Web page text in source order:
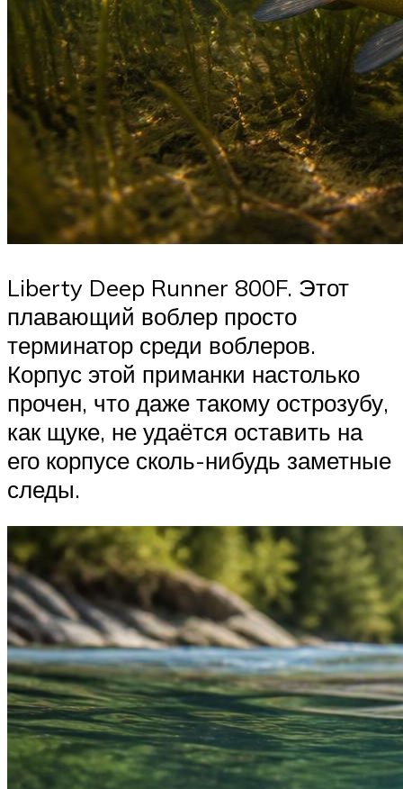
Liberty Deep Runner 800F. Этот
плавающий воблер просто
терминатор среди воблеров.
Корпус этой приманки настолько
прочен, что даже такому острозубу,
как щуке, не удаётся оставить на
его корпусе сколь-нибудь заметные
следы.